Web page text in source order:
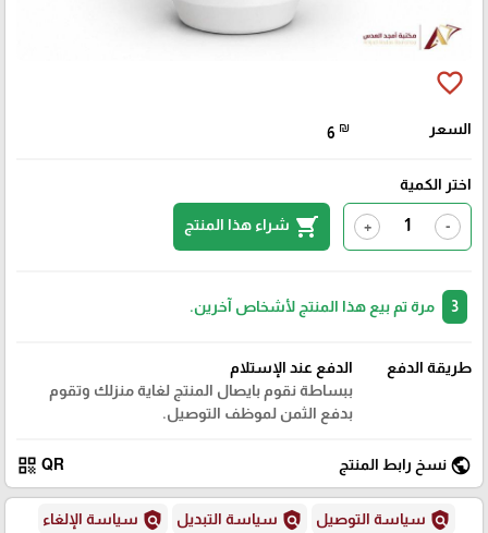
favorite_border
السعر 6 ₪
اختر الكمية
-
+
shopping_cart شراء هذا المنتج
مرة تم بيع هذا المنتج لأشخاص آخرين.
طريقة الدفع
الدفع عند الإستلام
ببساطة نقوم بايصال المنتج لغاية منزلك وتقوم
بدفع الثمن لموظف التوصيل.
public نسخ رابط المنتج QR
qr_code
policy سياسة التوصيل policy سياسة التبديل policy سياسة الإلغاء